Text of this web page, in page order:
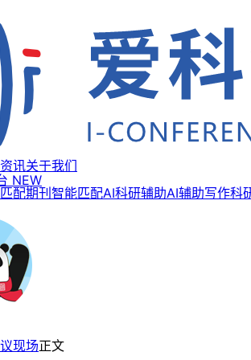
讯关于我们
NEW
配期刊智能匹配AI科研辅助AI辅助写作科
现场正文